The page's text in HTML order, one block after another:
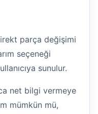
parça değişimi
seçeneği
sunulur.
net bilgi vermeye
mümkün mü,